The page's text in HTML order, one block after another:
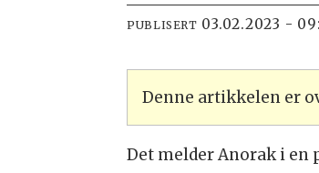
PUBLISERT 03.02.2023 -
Denne artikkelen er
Det melder Anorak i en